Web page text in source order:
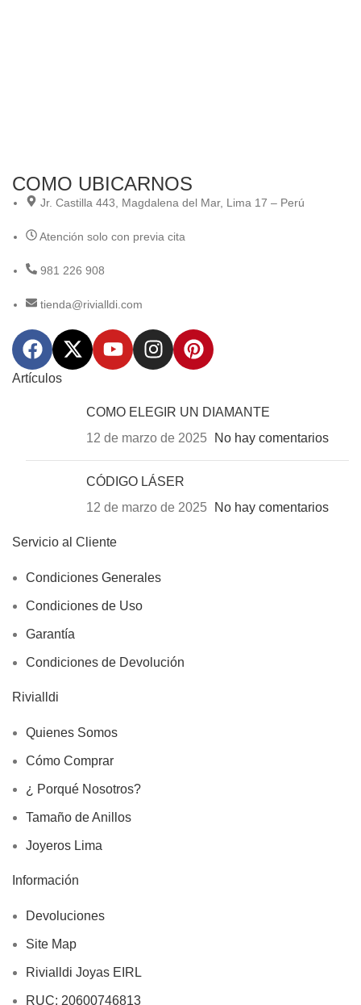
COMO UBICARNOS
Jr. Castilla 443, Magdalena del Mar, Lima 17 – Perú
Atención solo con previa cita
981 226 908
tienda@rivialldi.com
Artículos
COMO ELEGIR UN DIAMANTE
12 de marzo de 2025
No hay comentarios
CÓDIGO LÁSER
12 de marzo de 2025
No hay comentarios
Servicio al Cliente
Condiciones Generales
Condiciones de Uso
Garantía
Condiciones de Devolución
Rivialldi
Quienes Somos
Cómo Comprar
¿ Porqué Nosotros?
Tamaño de Anillos
Joyeros Lima
Información
Devoluciones
Site Map
Rivialldi Joyas EIRL
RUC: 20600746813